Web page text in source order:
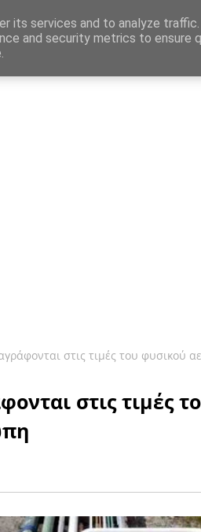
Εργασίας
στις τιμές του φυσικού
στις τιμές
its services and to analyze
and security metrics to ensure